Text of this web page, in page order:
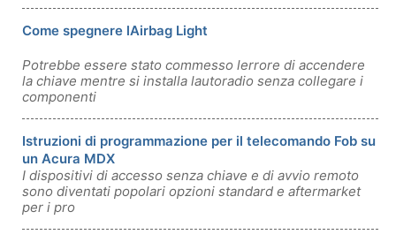
Come spegnere lAirbag Light
Potrebbe essere stato commesso lerrore di accendere
la chiave mentre si installa lautoradio senza collegare i
componenti
Istruzioni di programmazione per il telecomando Fob su
un Acura MDX
I dispositivi di accesso senza chiave e di avvio remoto
sono diventati popolari opzioni standard e aftermarket
per i pro